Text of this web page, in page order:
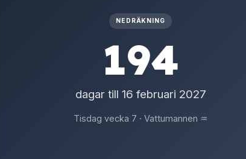
NEDRÄKNING
194
dagar till 16 februari 2027
Tisdag vecka 7 · Vattumannen ♒